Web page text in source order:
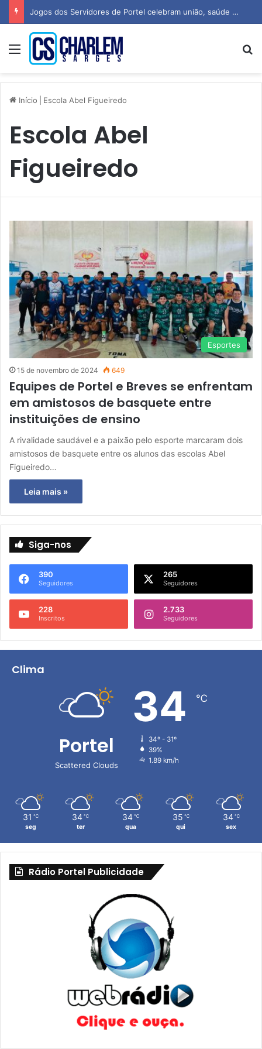
Jogos dos Servidores de Portel celebram união, saúde e espírito esportivo
Menu
Início Escola Abel Figueiredo
Escola Abel
Figueiredo
Esportes
15 de novembro de 2024 649
Equipes de Portel e Breves se enfrentam
em amistosos de basquete entre
instituições de ensino
A rivalidade saudável e a paixão pelo esporte marcaram dois
amistosos de basquete entre os alunos das escolas Abel
Figueiredo…
Leia mais »
Siga-nos
390
Seguidores
265
Seguidores
228
Inscritos
2.733
Seguidores
Clima
Portel
Scattered Clouds
34 ℃
34º - 31º
39%
1.89 km/h
31 ℃
seg
34 ℃
ter
34 ℃
qua
35 ℃
qui
34 ℃
sex
Rádio Portel Publicidade